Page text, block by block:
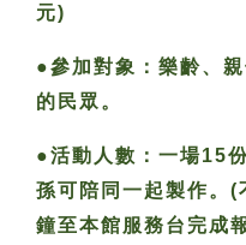
元)
●參加對象：樂齡、
的民眾。
●活動人數：一場15
孫可陪同一起製作。
鐘至本館服務台完成